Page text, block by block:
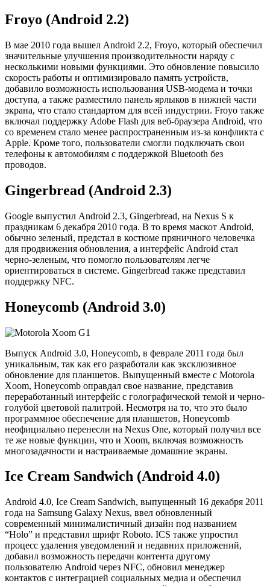
Froyo (Android 2.2)
В мае 2010 года вышел Android 2.2, Froyo, который обеспечил
значительные улучшения производительности наряду с
несколькими новыми функциями. Это обновление повысило
скорость работы и оптимизировало память устройств,
добавило возможность использования USB-модема и точки
доступа, а также разместило панель ярлыков в нижней части
экрана, что стало стандартом для всей индустрии. Froyo также
включал поддержку Adobe Flash для веб-браузера Android, что
со временем стало менее распространенным из-за конфликта с
Apple. Кроме того, пользователи смогли подключать свои
телефоны к автомобилям с поддержкой Bluetooth без
проводов.
Gingerbread (Android 2.3)
Google выпустил Android 2.3, Gingerbread, на Nexus S к
праздникам 6 декабря 2010 года. В то время маскот Android,
обычно зеленый, предстал в костюме пряничного человечка
для продвижения обновления, а интерфейс Android стал
черно-зеленым, что помогло пользователям легче
ориентироваться в системе. Gingerbread также представил
поддержку NFC.
Honeycomb (Android 3.0)
Выпуск Android 3.0, Honeycomb, в феврале 2011 года был
уникальным, так как его разработали как эксклюзивное
обновление для планшетов. Выпущенный вместе с Motorola
Xoom, Honeycomb оправдал свое название, представив
переработанный интерфейс с голографической темой и черно-
голубой цветовой палитрой. Несмотря на то, что это было
программное обеспечение для планшетов, Honeycomb
неофициально перенесли на Nexus One, который получил все
те же новые функции, что и Xoom, включая возможность
многозадачности и настраиваемые домашние экраны.
Ice Cream Sandwich (Android 4.0)
Android 4.0, Ice Cream Sandwich, выпущенный 16 декабря 2011
года на Samsung Galaxy Nexus, ввел обновленный
современный минималистичный дизайн под названием
“Holo” и представил шрифт Roboto. ICS также упростил
процесс удаления уведомлений и недавних приложений,
добавил возможность передачи контента другому
пользователю Android через NFC, обновил менеджер
контактов с интеграцией социальных медиа и обеспечил